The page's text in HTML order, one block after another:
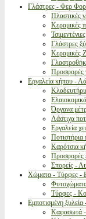
Γλάστρες - Φερ
Πλαστικές
Κεραμικές
Γλάστρες
Κεραμικές
Προσφορές
Εργαλεία κήπου -
Όργανα
Λάστιχα
Εργαλεία
Ποτιστήρια
Καρότσια
Προσφορές
Σπορείς -
Χώματα - Τύρφες -
Τύρφες -
Εμποτισμένη ξυλεία
Καφασωτά -